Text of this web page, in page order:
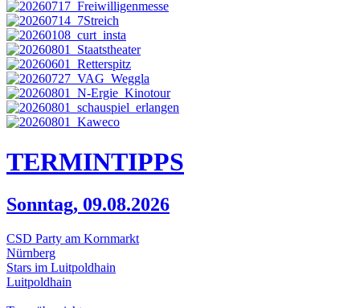
TERMINTIPPS
Sonntag, 09.08.2026
CSD Party am Kornmarkt
Nürnberg
Stars im Luitpoldhain
Luitpoldhain